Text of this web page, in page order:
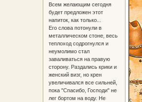
Всем желающим сегодня
будет предложен этот
напиток, как только...
Его слова потонули в
металлическом стоне, весь
теплоход содрогнулся и
неумолимо стал
заваливаться на правую
сторону. Раздались крики и
женский визг, но крен
увеличивался все сильней,
пока "Спасибо, Господи" не
лег бортом на воду. Не